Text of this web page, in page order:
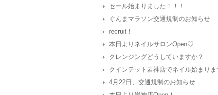
セール始まりました！！！
ぐんまマラソン交通規制のお知らせ
recruit！
本日よりネイルサロンOpen♡
クレンジングどうしていますか？
クインテット岩神店でネイル始まりま
4月22日、交通規制のお知らせ